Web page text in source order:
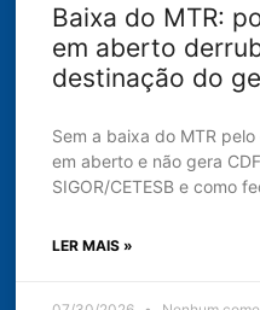
Baixa do MTR:
em aberto
destinação do
Sem a baixa do MTR
em aberto e não gera
SIGOR/CETESB e como
LER MAIS »